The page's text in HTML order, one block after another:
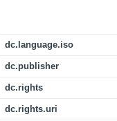
dc.language.iso
dc.publisher
dc.rights
dc.rights.uri